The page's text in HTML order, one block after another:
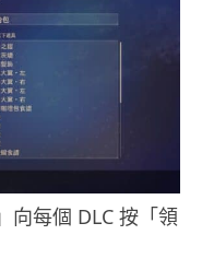
每個 DLC 按「領